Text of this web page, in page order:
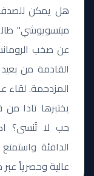
هل يمكن للصدفة
ميتسويوشي"
عن صخب
القادمة من
المزدحمة. لقاء
يختبرها تادا
حب لا تُنسى؟
الدافئة
عالية وحصرياً